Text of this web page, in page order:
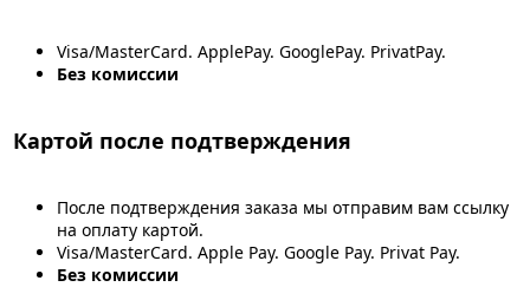
Visa/MasterCard. ApplePay. GooglePay. PrivatPay.
Без комиссии
Картой после подтверждения
После подтверждения заказа мы отправим вам ссылку
на оплату картой.
Visa/MasterCard. Apple Pay. Google Pay. Privat Pay.
Без комиссии